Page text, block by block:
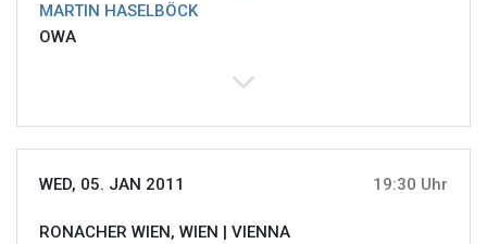
MARTIN HASELBÖCK
OWA
WED, 05. JAN 2011 19:30 Uhr
RONACHER WIEN, WIEN | VIENNA